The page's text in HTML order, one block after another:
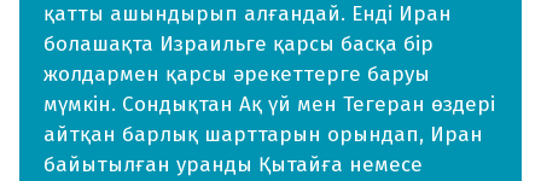
қатты ашындырып алғандай. Енді Иран
болашақта Израильге қарсы басқа бір
жолдармен қарсы әрекеттерге баруы
мүмкін. Сондықтан Ақ үй мен Тегеран өздері
айтқан барлық шарттарын орындап, Иран
байытылған уранды Қытайға немесе